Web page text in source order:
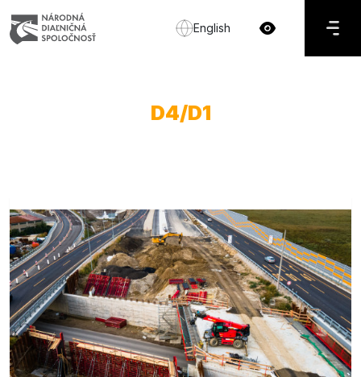
English
D4/D1